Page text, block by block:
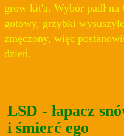
grow kit'a. Wybór padł na
gotowy, grzybki
zmęczony, więc
dzień.
LSD - łapacz
i śmierć ego